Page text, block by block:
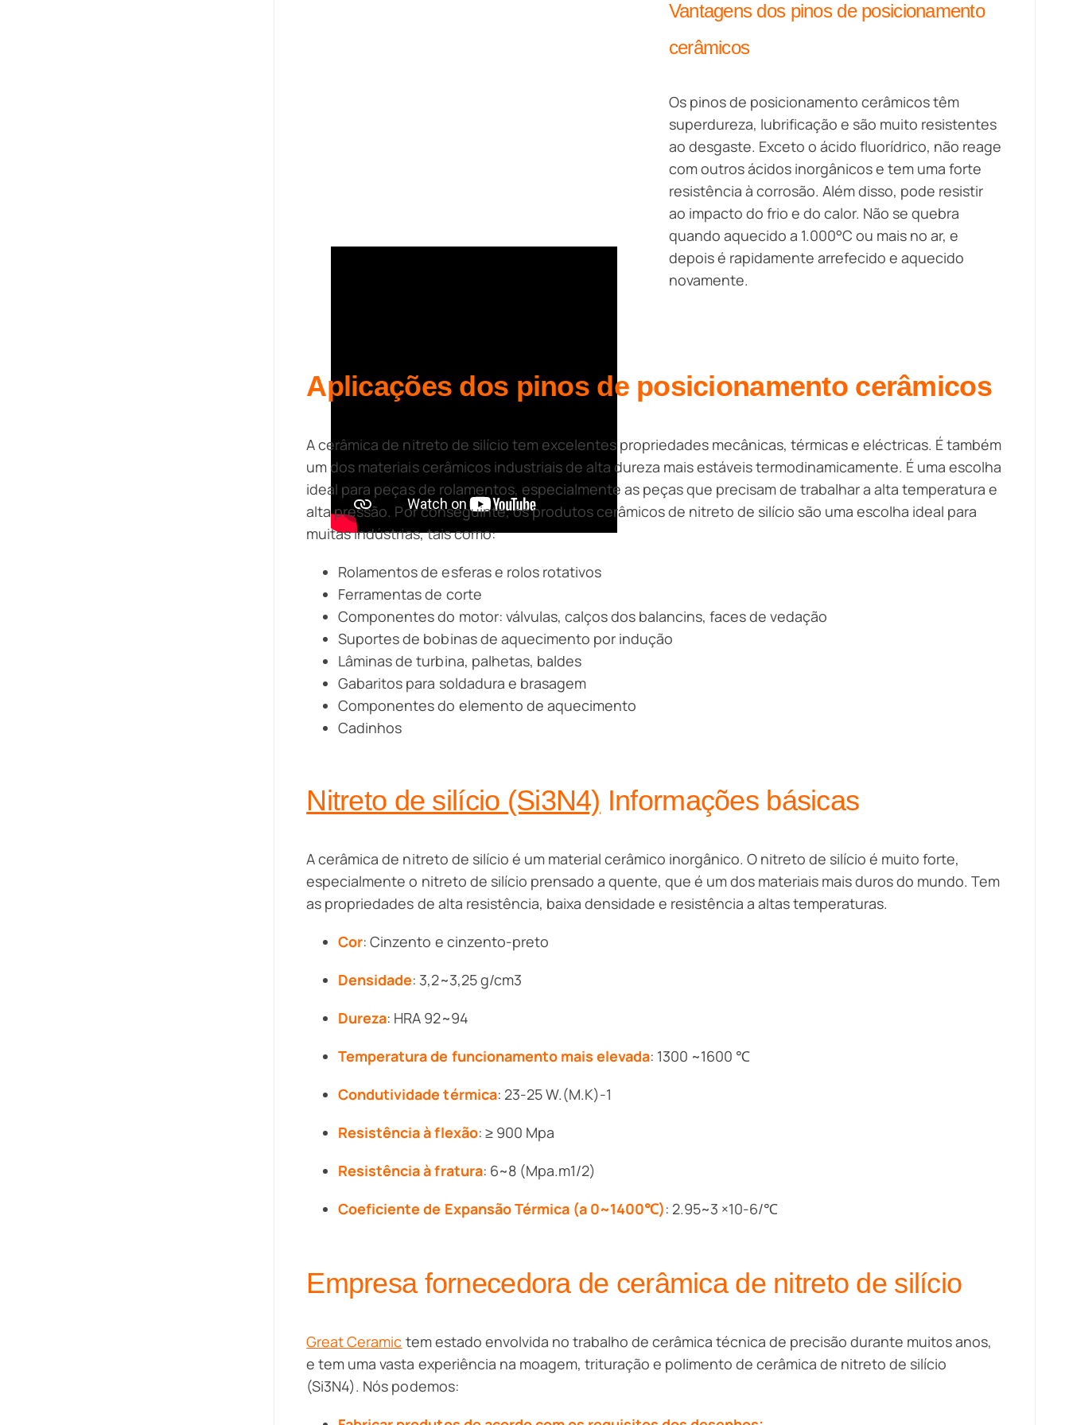
Vantagens dos pinos de posicionamento
cerâmicos
Os pinos de posicionamento cerâmicos têm
superdureza, lubrificação e são muito resistentes
ao desgaste. Exceto o ácido fluorídrico, não reage
com outros ácidos inorgânicos e tem uma forte
resistência à corrosão. Além disso, pode resistir
ao impacto do frio e do calor. Não se quebra
quando aquecido a 1.000°C ou mais no ar, e
depois é rapidamente arrefecido e aquecido
novamente.
Aplicações dos pinos de posicionamento cerâmicos
A cerâmica de nitreto de silício tem excelentes propriedades mecânicas, térmicas e eléctricas. É também
um dos materiais cerâmicos industriais de alta dureza mais estáveis termodinamicamente. É uma escolha
ideal para peças de rolamentos, especialmente as peças que precisam de trabalhar a alta temperatura e
alta pressão. Por conseguinte, os produtos cerâmicos de nitreto de silício são uma escolha ideal para
muitas indústrias, tais como:
Rolamentos de esferas e rolos rotativos
Ferramentas de corte
Componentes do motor: válvulas, calços dos balancins, faces de vedação
Suportes de bobinas de aquecimento por indução
Lâminas de turbina, palhetas, baldes
Gabaritos para soldadura e brasagem
Componentes do elemento de aquecimento
Cadinhos
Nitreto de silício (Si3N4) Informações básicas
A cerâmica de nitreto de silício é um material cerâmico inorgânico. O nitreto de silício é muito forte,
especialmente o nitreto de silício prensado a quente, que é um dos materiais mais duros do mundo. Tem
as propriedades de alta resistência, baixa densidade e resistência a altas temperaturas.
Cor: Cinzento e cinzento-preto
Densidade: 3,2~3,25 g/cm3
Dureza: HRA 92~94
Temperatura de funcionamento mais elevada: 1300 ~1600 ℃
Condutividade térmica: 23-25 W.(M.K)-1
Resistência à flexão: ≥ 900 Mpa
Resistência à fratura: 6~8 (Mpa.m1/2)
Coeficiente de Expansão Térmica (a 0~1400℃): 2.95~3 ×10-6/℃
Empresa fornecedora de cerâmica de nitreto de silício
Great Ceramic tem estado envolvida no trabalho de cerâmica técnica de precisão durante muitos anos,
e tem uma vasta experiência na moagem, trituração e polimento de cerâmica de nitreto de silício
(Si3N4). Nós podemos: